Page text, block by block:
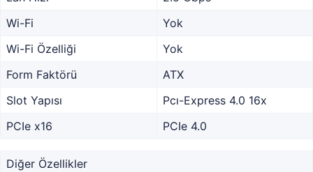
Wi-Fi
Yok
Wi-Fi Özelliği
Yok
Form Faktörü
ATX
Slot Yapısı
Pcı-Express 4.0 16x
PCIe x16
PCIe 4.0
Diğer Özellikler